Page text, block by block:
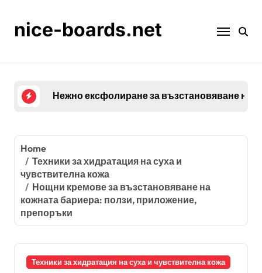
contentnice-boards.net
Нежно ексфолиране за възстановяване на
Home
Техники за хидратация на суха и
чувствителна кожа
Нощни кремове за възстановяване на
кожната бариера: ползи, приложение,
препоръки
Техники за хидратация на суха и чувствителна кожа